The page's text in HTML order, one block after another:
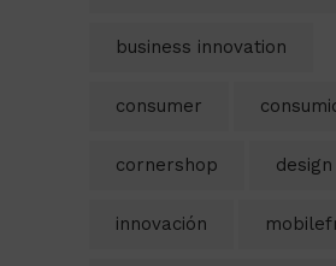
business innovation
consumer
cornershop
innovación